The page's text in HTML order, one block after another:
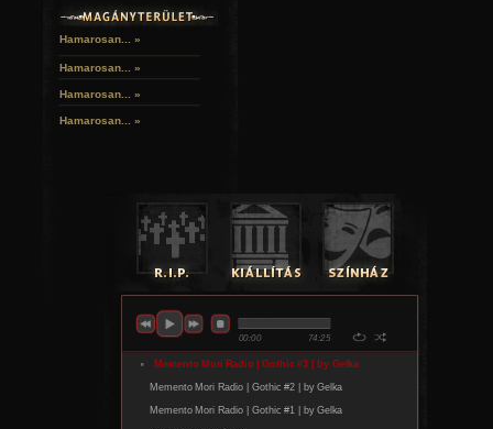
Hamarosan... »
Hamarosan... »
Hamarosan... »
Hamarosan... »